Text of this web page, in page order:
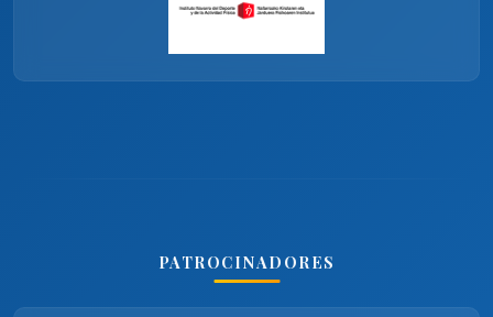
PATROCINADORES